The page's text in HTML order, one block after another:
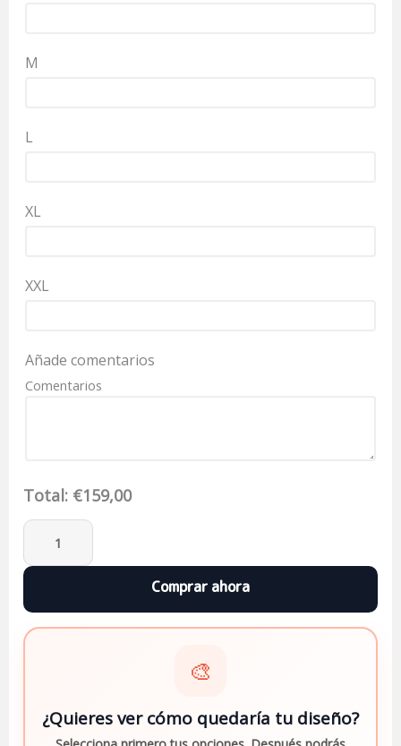
M
L
XL
XXL
Añade comentarios
Comentarios
Total: €159,00
🎨
¿Quieres ver cómo quedaría tu diseño?